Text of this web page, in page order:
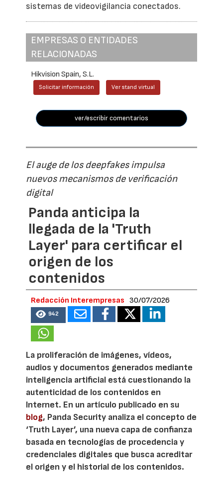
sistemas de videovigilancia conectados.
EMPRESAS O ENTIDADES
RELACIONADAS
Hikvision Spain, S.L.
Solicitar información Ver stand virtual
ver/escribir comentarios
El auge de los deepfakes impulsa
nuevos mecanismos de verificación
digital
Panda anticipa la
llegada de la 'Truth
Layer' para certificar el
origen de los
contenidos
Redacción Interempresas 30/07/2026
942
La proliferación de imágenes, vídeos,
audios y documentos generados mediante
inteligencia artificial está cuestionando la
autenticidad de los contenidos en
Internet. En un artículo publicado en su
blog, Panda Security analiza el concepto de
‘Truth Layer’, una nueva capa de confianza
basada en tecnologías de procedencia y
credenciales digitales que busca acreditar
el origen y el historial de los contenidos.